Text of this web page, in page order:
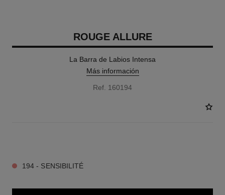
ROUGE ALLURE
La Barra de Labios Intensa
Más información
Ref. 160194
194 - SENSIBILITÉ